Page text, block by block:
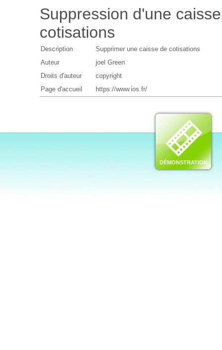
Suppression d'une
cotisations
Description
Supprimer une caisse de cotisations
Auteur
joel Green
Droits d'auteur
copyright
Page d'accueil
https://www.ios.fr/
DÉMONSTRATION